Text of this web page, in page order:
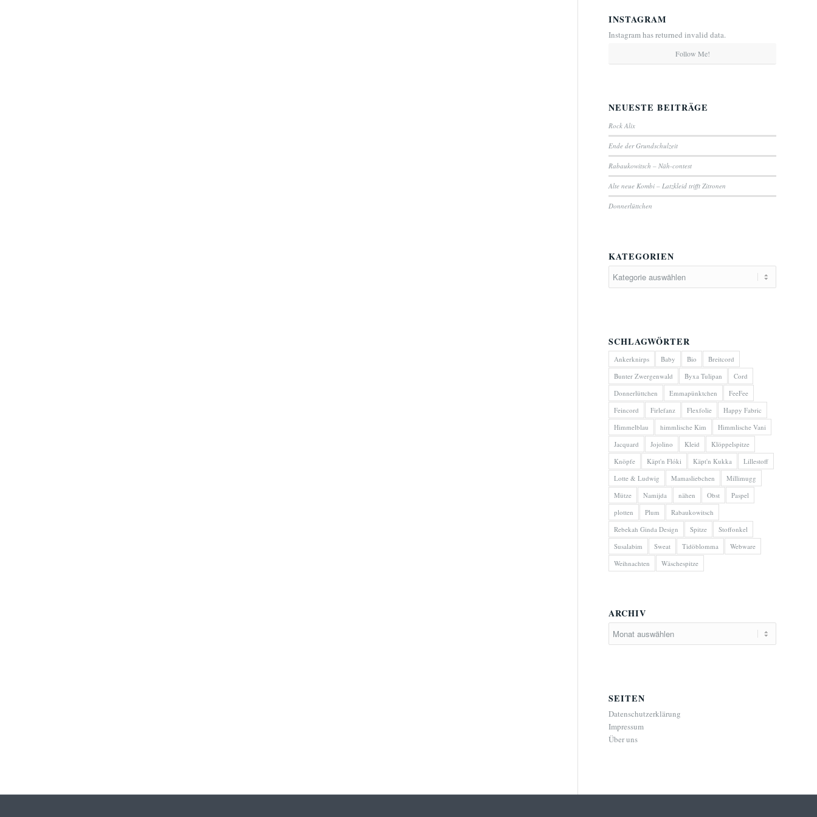
INSTAGRAM
Instagram has returned invalid data.
Follow Me!
NEUESTE BEITRÄGE
Rock Alix
Ende der Grundschulzeit
Rabaukowitsch – Näh-contest
Alte neue Kombi – Latzkleid trifft Zitronen
Donnerlüttchen
KATEGORIEN
SCHLAGWÖRTER
Ankerknirps Baby Bio
Breitcord
Bunter Zwergenwald
Byxa Tulipan
Cord
Donnerlüttchen
Emmapünktchen
FeeFee
Feincord
Firlefanz Flexfolie
Happy Fabric
Himmelblau
himmlische Kim
Himmlische Vani
Jacquard
Jojolino Kleid
Klöppelspitze
Knöpfe
Käpt'n Flóki Käpt'n Kukka
Lillestoff
Lotte & Ludwig
Mamasliebchen
Millimugg
Mütze
Namijda nähen Obst
Paspel
plotten
Plum
Rabaukowitsch
Rebekah Ginda Design
Spitze
Stoffonkel
Susalabim
Sweat Tidöblomma
Webware
Weihnachten
Wäschespitze
ARCHIV
SEITEN
Datenschutzerklärung
Impressum
Über uns